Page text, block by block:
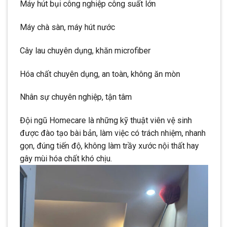
Máy hút bụi công nghiệp công suất lớn
Máy chà sàn, máy hút nước
Cây lau chuyên dụng, khăn microfiber
Hóa chất chuyên dụng, an toàn, không ăn mòn
Nhân sự chuyên nghiệp, tận tâm
Đội ngũ Homecare là những kỹ thuật viên vệ sinh
được đào tạo bài bản, làm việc có trách nhiệm, nhanh
gọn, đúng tiến độ, không làm trầy xước nội thất hay
gây mùi hóa chất khó chịu.